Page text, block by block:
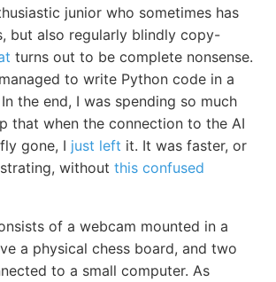
junior who sometimes has
but also regularly blindly copy-
turns out to be complete nonsense.
to write Python code in a
the end, I was spending so much
that when the connection to the AI
gone, I just left it. It was faster, or
without this confused
of a webcam mounted in a
a physical chess board, and two
to a small computer. As